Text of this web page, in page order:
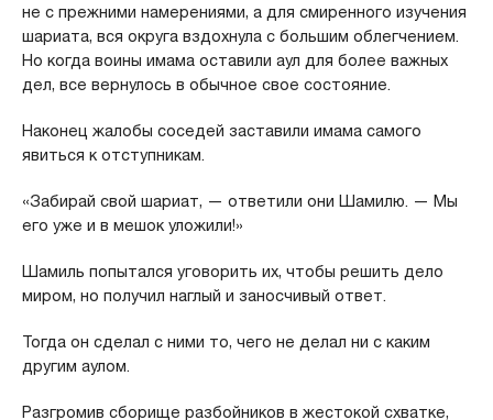
не с прежними намерениями, а для смиренного изучения
шариата, вся округа вздохнула с большим облегчением.
Но когда воины имама оставили аул для более важных
дел, все вернулось в обычное свое состояние.
Наконец жалобы соседей заставили имама самого
явиться к отступникам.
«Забирай свой шариат, — ответили они Шамилю. — Мы
его уже и в мешок уложили!»
Шамиль попытался уговорить их, чтобы решить дело
миром, но получил наглый и заносчивый ответ.
Тогда он сделал с ними то, чего не делал ни с каким
другим аулом.
Разгромив сборище разбойников в жестокой схватке,